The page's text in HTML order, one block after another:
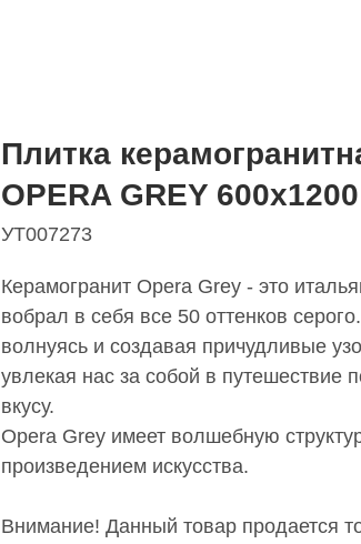
Плитка
OPERA GREY
УТ007273
Керамогранит Opera Grey - это
вобрал в себя все 50 оттенков
волнуясь и создавая причудливые
увлекая нас за собой в путешествие
вкусу.
Opera Grey имеет волшебную
произведением искусства.
Внимание! Данный товар продается